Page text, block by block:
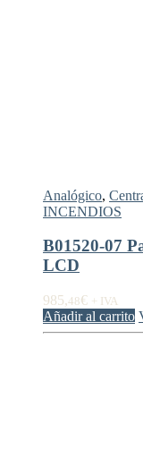
Analógico,
INCENDIOS
B01520-07
LCD
985,48€ + IVA
Añadir al carrito